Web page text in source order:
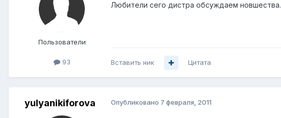
Пользователи
93
Любители сего дистра обсуждаем новшества.
Вставить ник Цитата
yulyanikiforova Опубликовано 7 февраля, 2011